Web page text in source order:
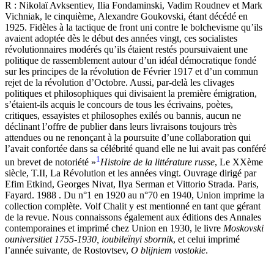
R : Nikolaï Avksentiev, Ilia Fondaminski, Vadim Roudnev et Mark
Vichniak, le cinquième, Alexandre Goukovski, étant décédé en
1925. Fidèles à la tactique de front uni contre le bolchevisme qu’ils
avaient adoptée dès le début des années vingt, ces socialistes
révolutionnaires modérés qu’ils étaient restés poursuivaient une
politique de rassemblement autour d’un idéal démocratique fondé
sur les principes de la révolution de Février 1917 et d’un commun
rejet de la révolution d’Octobre. Aussi, par-delà les clivages
politiques et philosophiques qui divisaient la première émigration,
s’étaient-ils acquis le concours de tous les écrivains, poètes,
critiques, essayistes et philosophes exilés ou bannis, aucun ne
déclinant l’offre de publier dans leurs livraisons toujours très
attendues ou ne renonçant à la poursuite d’une collaboration qui
l’avait confortée dans sa célébrité quand elle ne lui avait pas conféré
un brevet de notoriété »1 Histoire de la littérature russe, Le XXème
siècle, T.II, La Révolution et les années vingt. Ouvrage dirigé par
Efim Etkind, Georges Nivat, Ilya Serman et Vittorio Strada. Paris,
Fayard. 1988 . Du n°1 en 1920 au n°70 en 1940, Union imprime la
collection complète. Volf Chalit y est mentionné en tant que gérant
de la revue. Nous connaissons également aux éditions des Annales
contemporaines et imprimé chez Union en 1930, le livre Moskovski
ouniversitiet 1755-1930, ioubileïnyi sbornik, et celui imprimé
l’année suivante, de Rostovtsev, O blijniem vostokie.